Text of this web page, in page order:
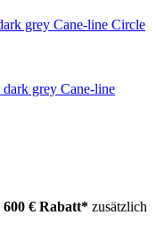
Cane-line Circle
Cane-line
600 € Rabatt* zusätzlich